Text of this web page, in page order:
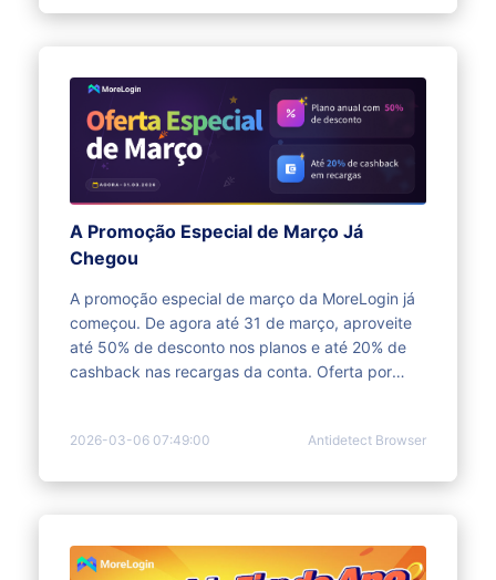
A Promoção Especial de Março Já
Chegou
A promoção especial de março da MoreLogin já
começou. De agora até 31 de março, aproveite
até 50% de desconto nos planos e até 20% de
cashback nas recargas da conta. Oferta por
2026-03-06 07:49:00 Antidetect Browser